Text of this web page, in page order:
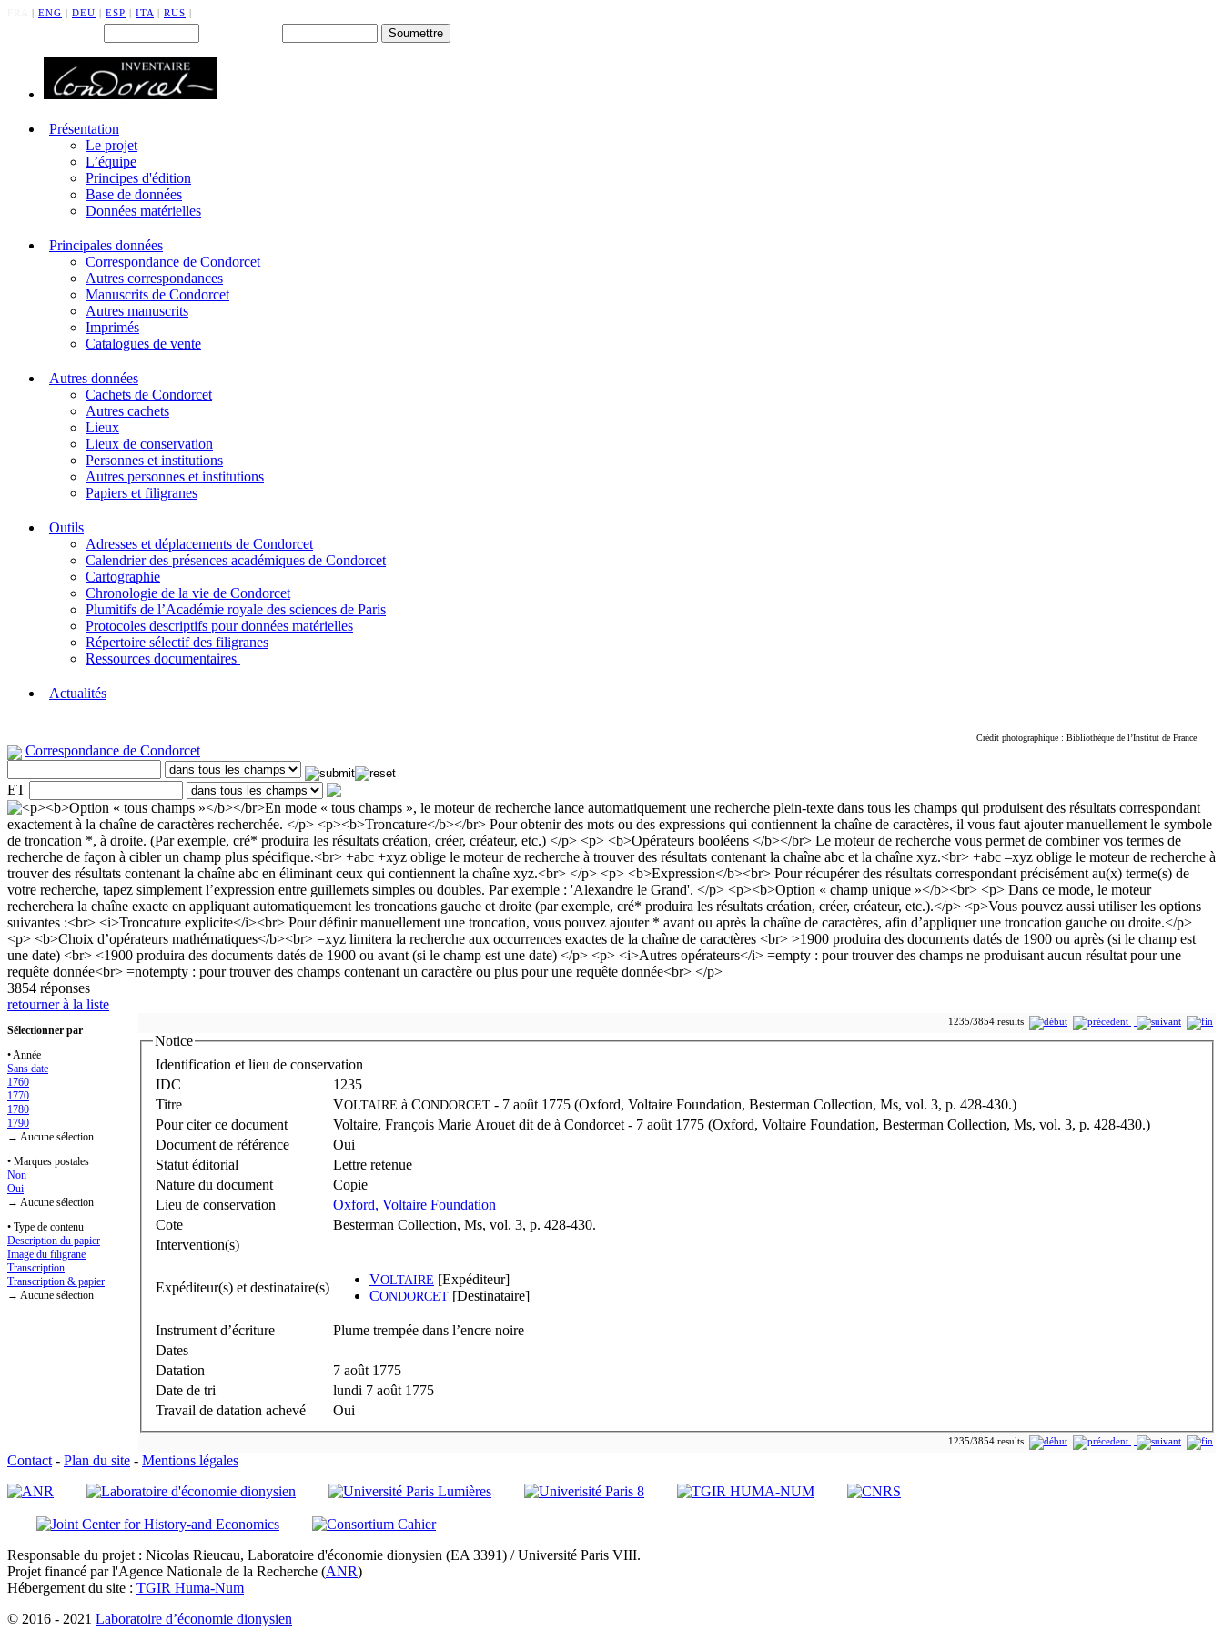
| ENG | DEU | ESP | ITA | RUS |
Présentation
Le projet
L’équipe
Principes d'édition
Base de données
Données matérielles
Principales données
Correspondance de Condorcet
Autres correspondances
Manuscrits de Condorcet
Autres manuscrits
Imprimés
Catalogues de vente
Autres données
Cachets de Condorcet
Autres cachets
Lieux
Lieux de conservation
Personnes et institutions
Autres personnes et institutions
Papiers et filigranes
Outils
Adresses et déplacements de Condorcet
Calendrier des présences académiques de Condorcet
Cartographie
Chronologie de la vie de Condorcet
Plumitifs de l’Académie royale des sciences de Paris
Protocoles descriptifs pour données matérielles
Répertoire sélectif des filigranes
Ressources documentaires
Actualités
Crédit photographique : Bibliothèque de l’Institut de France
Correspondance de Condorcet
ET
3854 réponses
retourner à la liste
Sélectionner par
• Année
Sans date
1760
1770
1780
1790
→ Aucune sélection
• Marques postales
Non
Oui
→ Aucune sélection
• Type de contenu
Description du papier
Image du filigrane
Transcription
Transcription & papier
→ Aucune sélection
1235/3854 results
Notice
Identification et lieu de conservation
IDC
1235
Titre
VOLTAIRE à CONDORCET
- 7 août 1775 (Oxford, Voltaire Foundation, Besterman Collection, Ms, vol. 3, p. 428-430.)
Pour citer ce document
Voltaire, François Marie Arouet dit de à Condorcet - 7 août 1775 (Oxford, Voltaire Foundation, Besterman Collection, Ms, vol. 3, p. 428-430.)
Document de référence
Oui
Statut éditorial
Lettre retenue
Nature du document
Copie
Lieu de conservation
Oxford, Voltaire Foundation
Cote
Besterman Collection, Ms, vol. 3, p. 428-430.
Intervention(s)
Expéditeur(s) et destinataire(s)
VOLTAIRE [Expéditeur]
CONDORCET [Destinataire]
Instrument d’écriture
Plume trempée dans l’encre noire
Dates
Datation
7 août 1775
Date de tri
lundi 7 août 1775
Travail de datation achevé
Oui
1235/3854 results
Contact - Plan du site - Mentions légales
Responsable du projet : Nicolas Rieucau, Laboratoire d'économie dionysien (EA 3391) / Université Paris VIII.
Projet financé par l'Agence Nationale de la Recherche (ANR)
Hébergement du site : TGIR Huma-Num
© 2016 - 2021 Laboratoire d’économie dionysien